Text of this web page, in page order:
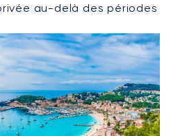
au-delà des périodes